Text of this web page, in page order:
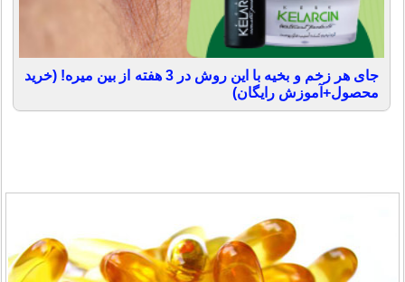
جای هر زخم و بخیه با این روش در 3 هفته از بین میره! (خرید
محصول+آموزش رایگان)